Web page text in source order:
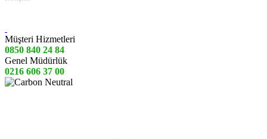
Müşteri Hizmetleri
0850 840 24 84
Genel Müdürlük
0216 606 37 00